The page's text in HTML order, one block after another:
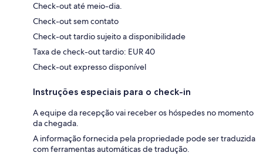
Check-out até meio-dia.
Check-out sem contato
Check-out tardio sujeito a disponibilidade
Taxa de check-out tardio: EUR 40
Check-out expresso disponível
Instruções especiais para o check-in
A equipe da recepção vai receber os hóspedes no momento
da chegada.
A informação fornecida pela propriedade pode ser traduzida
com ferramentas automáticas de tradução.